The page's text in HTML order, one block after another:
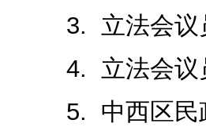
3. 立法
4. 立法
5. 中西区